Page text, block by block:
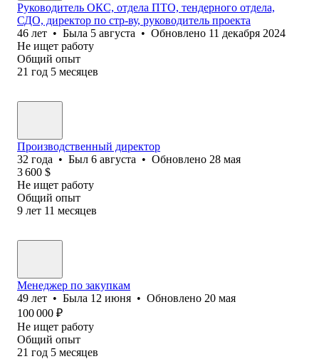
Руководитель ОКС, отдела ПТО, тендерного отдела,
СДО, директор по стр-ву, руководитель проекта
46 лет • Была 5 августа • Обновлено 11 декабря 2024
Не ищет работу
Общий опыт
21 год 5 месяцев
Производственный директор
32 года • Был 6 августа • Обновлено 28 мая
3 600 $
Не ищет работу
Общий опыт
9 лет 11 месяцев
Менеджер по закупкам
49 лет • Была 12 июня • Обновлено 20 мая
100 000 ₽
Не ищет работу
Общий опыт
21 год 5 месяцев